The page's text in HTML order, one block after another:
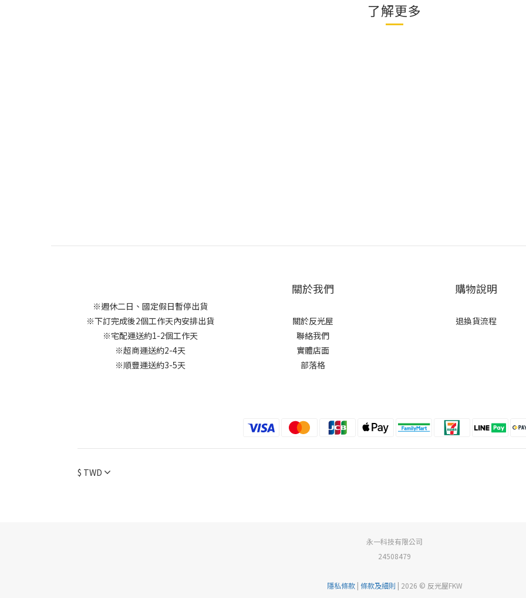
了解更多
※週休二日、國定假日暫停出貨
※下訂完成後2個工作天內安排出貨
※宅配運送約1-2個工作天
※超商運送約2-4天
※順豐運送約3-5天
關於我們
關於反光屋
聯絡我們
實體店面
部落格
購物說明
退換貨流程
$ TWD
永一科技有限公司
24508479
隱私條款| 條款及細則 | 2026 © 反光屋FKW